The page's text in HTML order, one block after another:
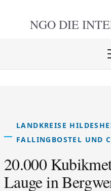
NGO DIE
LANDKREISE
FALLINGBOSTEL UND
20.000
Lauge in